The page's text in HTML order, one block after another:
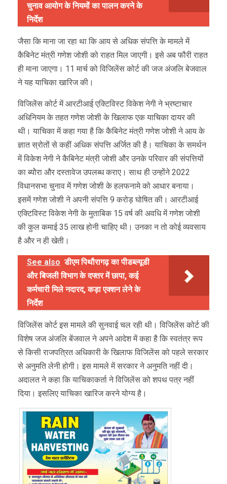
चुनाव आयोग के नियमों का पालन करने के
निर्देश
जैसा कि माना जा रहा था कि आय से अधिक संपत्ति के मामले में
कैबिनेट मंत्री गणेश जोशी को राहत मिल जाएगी। इसे अब फौरी राहत
ही माना जाएगा। 11 मार्च को विजिलेंस कोर्ट की जज अंजलि बेजवाल
ने यह याचिका खारिज की।
विजिलेंस कोर्ट में आरटीआई एक्टिविस्ट विकेश नेगी ने भ्रष्टाचार
अधिनियम के तहत गणेश जोशी के खिलाफ एक याचिका दायर की
थी। याचिका में कहा गया है कि कैबिनेट मंत्री गणेश जोशी ने आय के
ज्ञात स्रोतों से कहीं अधिक संपत्ति अर्जित की है। याचिका के समर्थन
में विकेश नेगी ने कैबिनेट मंत्री जोशी और उनके परिवार की संपत्तियों
का ब्योेरा और दस्तावेज उपलब्ध कराए। साथ ही उन्होंने 2022
विधानसभा चुनाव में गणेश जोशी के हलफनामे को आधार बनाया।
इसमें गणेश जोशी ने अपनी संपत्ति 9 करोड़ घोषित की। आरटीआई
एक्टिविस्ट विकेश नेगी के मुताबिक 15 वर्ष की अवधि में गणेश जोशी
की कुल कमाई 35 लाख होनी चाहिए थी। उनका न तो कोई व्यवसाय
है और न ही खेती।
See also डीएम पिथौरागढ़ का पीडब्ल्यूडी
और बिजली विभाग के दफ्तर में छापा, कई
कर्मचारी मिले नदारद, कड़ा एक्शन लेने के
निर्देश
विजिलेंस कोर्ट इस मामले की सुनवाई चल रही थी। विजिलेंस कोर्ट की
विशेष जज अंजलि बेंजवाल ने अपने आदेश में कहा है कि स्वतंत्र रूप
से किसी राजपत्रित अधिकारी के खिलाफ विजिलेंस को पहले सरकार
से अनुमति लेनी होगी। इस मामले में सरकार ने अनुमति नहीं दी।
अदालत ने कहा कि याचिकाकर्ता ने विजिलेंस को शपथ पत्र नहीं
दिया। इसलिए याचिका खारिज करने योग्य है।